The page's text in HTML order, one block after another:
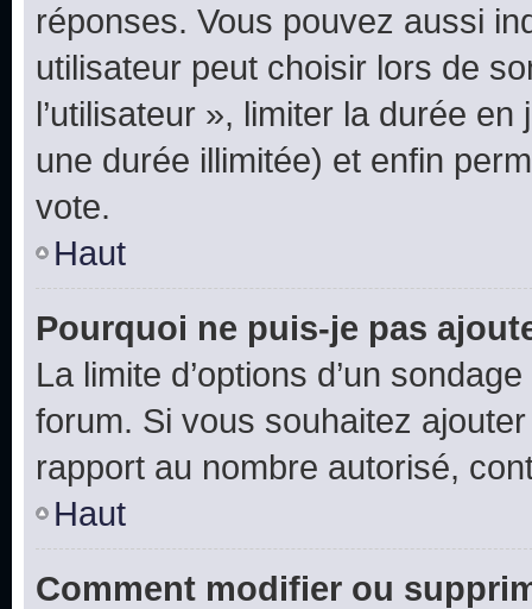
réponses. Vous pouvez aussi
utilisateur peut choisir lors de
l’utilisateur », limiter la durée
une durée illimitée) et enfin
vote.
Haut
Pourquoi ne puis-je pas
La limite d’options d’un
forum. Si vous souhaitez
rapport au nombre autorisé,
Haut
Comment modifier ou